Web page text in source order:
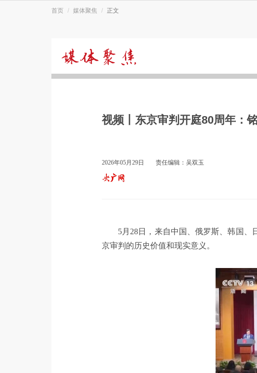
首页 媒体聚焦 正文
聚
焦
视频丨东京审判开庭80周年：
2026年05月29日 责任编辑：吴双玉
5月28日，来自中国、俄罗斯、韩国
京审判的历史价值和现实意义。